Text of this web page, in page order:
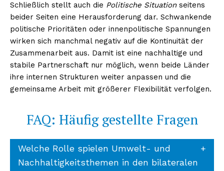
Schließlich stellt auch die Politische Situationseitens
beider Seiten eine Herausforderung dar. Schwankende
politische Prioritäten oder innenpolitische Spannungen
wirken sich manchmal negativ auf die Kontinuität der
Zusammenarbeit aus. Damit ist eine nachhaltige und
stabile Partnerschaft nur möglich, wenn beide Länder
ihre internen Strukturen weiter anpassen und die
gemeinsame Arbeit mit größerer Flexibilität verfolgen.
FAQ: Häufig gestellte Fragen
Welche Rolle spielen Umwelt- und
Nachhaltigkeitsthemen in den bilateralen